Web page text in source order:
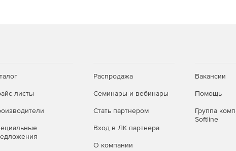
листы
Распродажа
Семинары и вебинары
Стать партнером
Вход в ЛК партнера
О компании
Вакансии
Помощь
Группа
Softline